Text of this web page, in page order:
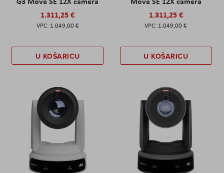
1.311,25 €
1.049,00 €
U KOŠARICU
1.311,25 €
1.049,00 €
U KOŠARICU